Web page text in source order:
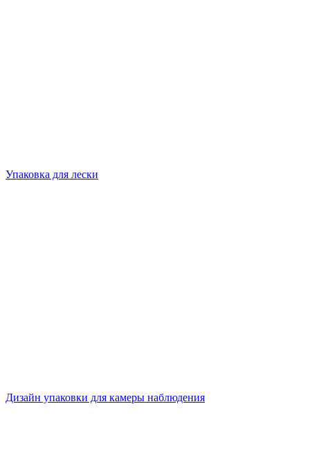
Упаковка для лески
Дизайн упаковки для камеры наблюдения